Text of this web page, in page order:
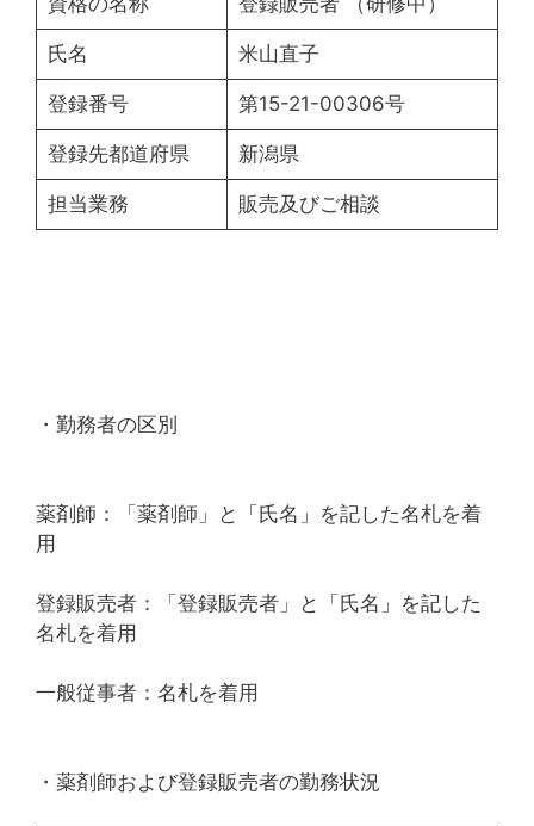
氏名 米山直子
登録番号 第15-21-00306号
登録先都道府県 新潟県
担当業務 販売及びご相談
・勤務者の区別
薬剤師：「薬剤師」と「氏名」を記した名札を着
用
登録販売者：「登録販売者」と「氏名」を記した
名札を着用
一般従事者：名札を着用
・薬剤師および登録販売者の勤務状況